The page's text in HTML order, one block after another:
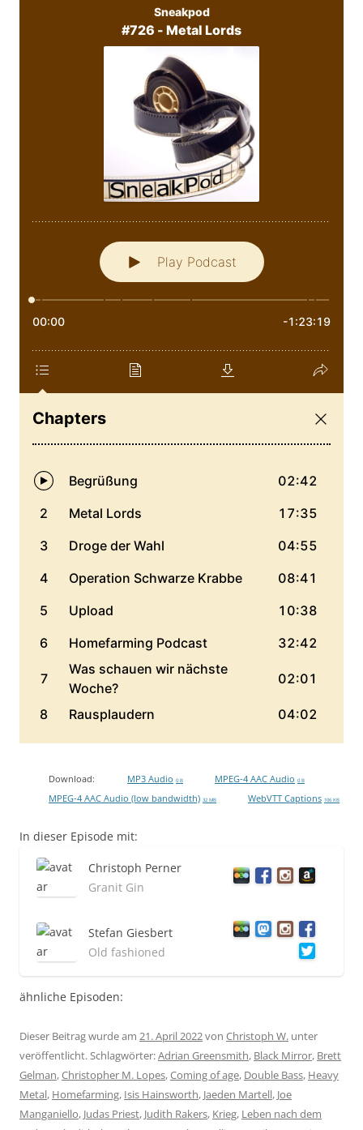
Download: MP3 Audio 0 B MPEG-4 AAC Audio 0 B
MPEG-4 AAC Audio (low bandwidth) 32 MB WebVTT Captions 106 KB
In dieser Episode mit:
Christoph Perner
Granit Gin
Stefan Giesbert
Old fashioned
ähnliche Episoden:
Dieser Beitrag wurde am 21. April 2022von Christoph W. unter
veröffentlicht. Schlagwörter:Adrian Greensmith, Black Mirror, Brett
Gelman,Christopher M. Lopes,Coming of age, Double Bass, Heavy
Metal, Homefarming, Isis Hainsworth, Jaeden Martell, Joe
Manganiello, Judas Priest, Judith Rakers, Krieg, Leben nach dem